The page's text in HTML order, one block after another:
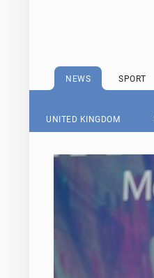
NEWS SPORT
UNITED KINGDOM